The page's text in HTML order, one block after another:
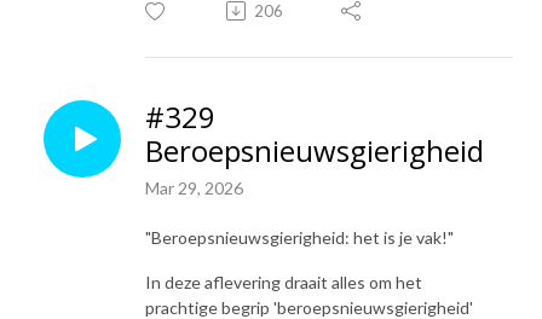
206
#329
Beroepsnieuwsgierigheid
Mar 29, 2026
"Beroepsnieuwsgierigheid: het is je vak!"
In deze aflevering draait alles om het
prachtige begrip 'beroepsnieuwsgierigheid'